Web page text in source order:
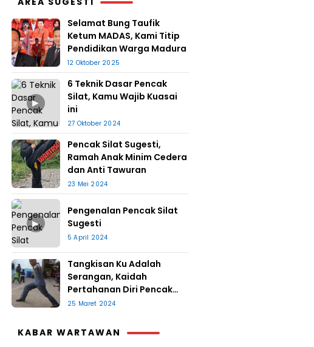
Selamat Bung Taufik
Ketum MADAS, Kami Titip
Pendidikan Warga Madura
12 Oktober 2025
▶
6 Teknik Dasar Pencak
Silat, Kamu Wajib Kuasai
ini
27 Oktober 2024
Pencak Silat Sugesti,
Ramah Anak Minim Cedera
dan Anti Tawuran
23 Mei 2024
▶
Pengenalan Pencak Silat
Sugesti
5 April 2024
Tangkisan Ku Adalah
Serangan, Kaidah
Pertahanan Diri Pencak
Sugesti
25 Maret 2024
KABAR WARTAWAN